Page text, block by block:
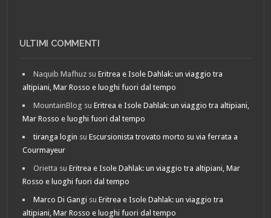
ULTIMI COMMENTI
Naquib Mafhuz suEritrea e Isole Dahlak: un viaggio tra
altipiani, Mar Rosso e luoghi fuori dal tempo
MountainBlog suEritrea e Isole Dahlak: un viaggio tra altipiani,
Mar Rosso e luoghi fuori dal tempo
tiranga login suEscursionista trovato morto su via ferrata a
Courmayeur
Orietta suEritrea e Isole Dahlak: un viaggio tra altipiani, Mar
Rosso e luoghi fuori dal tempo
Marco Di Gangi suEritrea e Isole Dahlak: un viaggio tra
altipiani, Mar Rosso e luoghi fuori dal tempo